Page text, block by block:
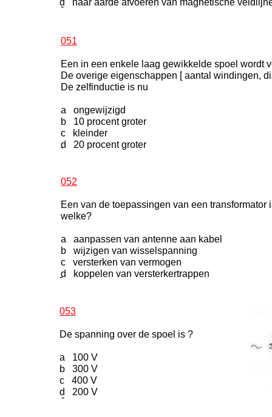
d naar aarde afvoeren van magnetische
-
051
Een in een enkele laag gewikkelde spoel wordt
De overige eigenschappen [ aantal windingen,
De zelfinductie is nu
a ongewijzigd
b 10 procent groter
c kleinder
d 20 procent groter
-
052
Een van de toepassingen van een transformator
welke?
a aanpassen van antenne aan kabel
b wijzigen van wisselspanning
c versterken van vermogen
d koppelen van versterkertrappen
-
053
De spanning over de spoel is ?
a 100 V
b 300 V
c 400 V
d 200 V
-